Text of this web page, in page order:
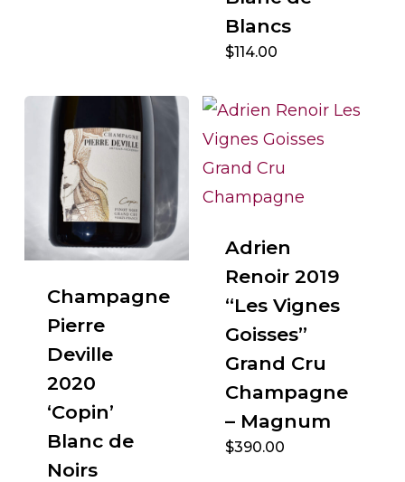
Blancs
$114.00
Champagne
Pierre
Deville
2020
‘Copin’
Blanc de
Noirs
Adrien
Renoir 2019
“Les Vignes
Goisses”
Grand Cru
Champagne
– Magnum
$390.00